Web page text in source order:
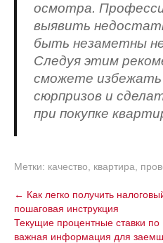
осмотра.
выявить
быть незаметны
Следуя этим
сможете
сюрпризов и
при покупке
Метки: качество квартира
Навигация
по
записям
← Как легко получить
пошаговая инструкция
Текущие процентные ставки
важная информация для